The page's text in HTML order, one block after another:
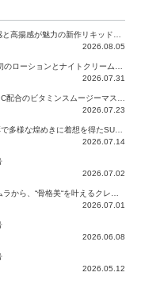
2026.08.05
2026.07.31
2026.07.23
2026.07.14
2026.07.02
2026.07.01
2026.06.08
2026.05.12